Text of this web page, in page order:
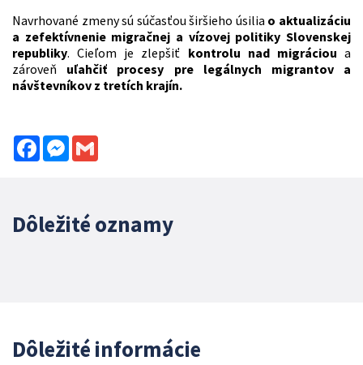
Navrhované zmeny sú súčasťou širšieho úsilia o aktualizáciu
a zefektívnenie migračnej a vízovej politiky Slovenskej
republiky. Cieľom je zlepšiť kontrolu nad migráciou a
zároveň uľahčiť procesy pre legálnych migrantov a
návštevníkov z tretích krajín.
FacebookMessenger
Dôležité oznamy
Dôležité informácie